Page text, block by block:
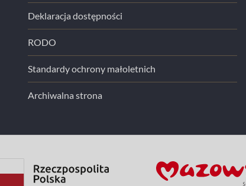
Deklaracja dostępności
RODO
Standardy ochrony małoletnich
Archiwalna strona